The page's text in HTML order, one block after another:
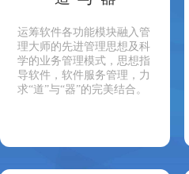
运筹软件各功能模块融入管
理大师的先进管理思想及科
学的业务管理模式，思想指
导软件，软件服务管理，力
求“道”与“器”的完美结合。